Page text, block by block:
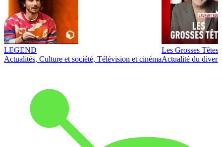
LEGEND
Actualités, Culture et société, Télévision et cinéma
Les Grosses Têtes
Actualité du